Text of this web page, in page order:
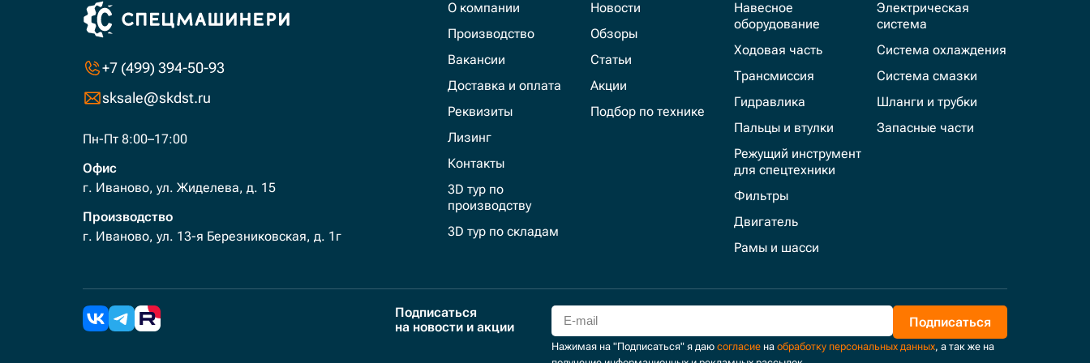
+7 (499) 394-50-93
sksale@skdst.ru
Пн-Пт 8:00–17:00
Офис
г. Иваново, ул. Жиделева, д. 15
Производство
г. Иваново, ул. 13-я Березниковская, д. 1г
О компании
Производство
Вакансии
Доставка и оплата
Реквизиты
Лизинг
Контакты
3D тур по
производству
3D тур по складам
Новости
Обзоры
Статьи
Акции
Подбор по технике
Навесное
оборудование
Ходовая часть
Трансмиссия
Гидравлика
Пальцы и втулки
Режущий инструмент
для спецтехники
Фильтры
Двигатель
Рамы и шасси
Электрическая
система
Система охлаждения
Система смазки
Шланги и трубки
Запасные части
Подписаться
на новости и акции
Подписаться
Нажимая на "Подписаться" я даю согласиена обработку персональных данных, а так же на